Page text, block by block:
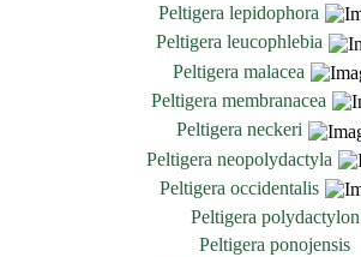
Peltigera lepidophora
Peltigera leucophlebia
Peltigera malacea
Peltigera membranacea
Peltigera neckeri
Peltigera neopolydactyla
Peltigera occidentalis
Peltigera polydactylon
Peltigera ponojensis